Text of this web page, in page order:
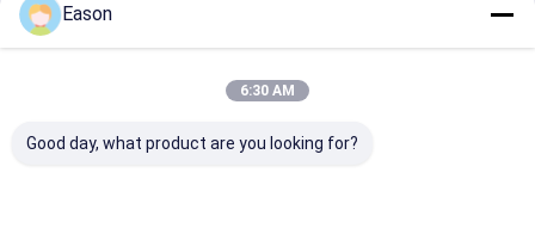
Produits Recommandés
Eason
6:30 AM
Good day, what product are you looking for?